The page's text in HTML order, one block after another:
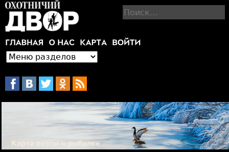
Jump to navigation
П
и
с